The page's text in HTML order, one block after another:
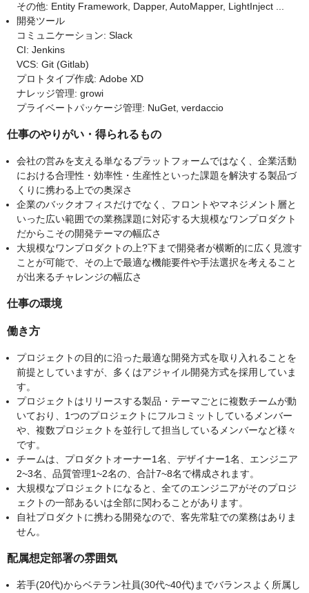
その他: Entity Framework, Dapper, AutoMapper, LightInject ...
開発ツール
コミュニケーション: Slack
CI: Jenkins
VCS: Git (Gitlab)
プロトタイプ作成: Adobe XD
ナレッジ管理: growi
プライベートパッケージ管理: NuGet, verdaccio
仕事のやりがい・得られるもの
会社の営みを支える単なるプラットフォームではなく、企業活動
における合理性・効率性・生産性といった課題を解決する製品づ
くりに携わる上での奥深さ
企業のバックオフィスだけでなく、フロントやマネジメント層と
いった広い範囲での業務課題に対応する大規模なワンプロダクト
だからこその開発テーマの幅広さ
大規模なワンプロダクトの上?下まで開発者が横断的に広く見渡す
ことが可能で、その上で最適な機能要件や手法選択を考えること
が出来るチャレンジの幅広さ
仕事の環境
働き方
プロジェクトの目的に沿った最適な開発方式を取り入れることを
前提としていますが、多くはアジャイル開発方式を採用していま
す。
プロジェクトはリリースする製品・テーマごとに複数チームが動
いており、1つのプロジェクトにフルコミットしているメンバー
や、複数プロジェクトを並行して担当しているメンバーなど様々
です。
チームは、プロダクトオーナー1名、デザイナー1名、エンジニア
2~3名、品質管理1~2名の、合計7~8名で構成されます。
大規模なプロジェクトになると、全てのエンジニアがそのプロジ
ェクトの一部あるいは全部に関わることがあります。
自社プロダクトに携わる開発なので、客先常駐での業務はありま
せん。
配属想定部署の雰囲気
若手(20代)からベテラン社員(30代~40代)までバランスよく所属し